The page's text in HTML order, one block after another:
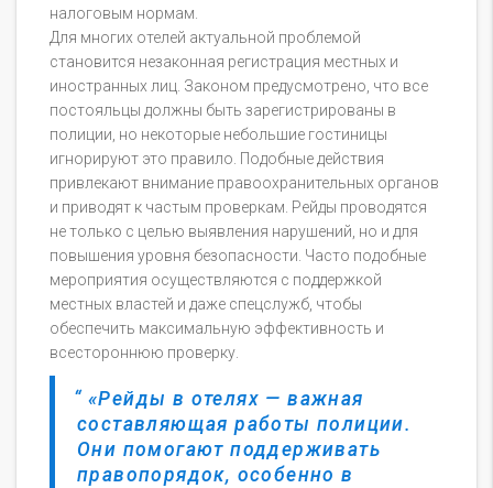
налоговым нормам.
Для многих отелей актуальной проблемой
становится незаконная регистрация местных и
иностранных лиц. Законом предусмотрено, что все
постояльцы должны быть зарегистрированы в
полиции, но некоторые небольшие гостиницы
игнорируют это правило. Подобные действия
привлекают внимание правоохранительных органов
и приводят к частым проверкам. Рейды проводятся
не только с целью выявления нарушений, но и для
повышения уровня безопасности. Часто подобные
мероприятия осуществляются с поддержкой
местных властей и даже спецслужб, чтобы
обеспечить максимальную эффективность и
всестороннюю проверку.
«Рейды в отелях — важная
составляющая работы полиции.
Они помогают поддерживать
правопорядок, особенно в